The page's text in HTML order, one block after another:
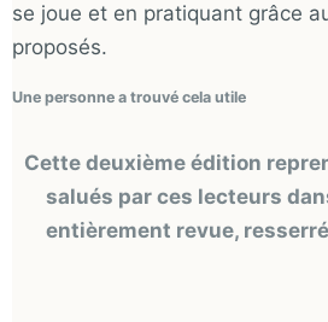
se joue et en pratiquant grâce
proposés.
Une personne a trouvé cela utile
Cette deuxième édition
salués par ces lecteurs
entièrement revue,